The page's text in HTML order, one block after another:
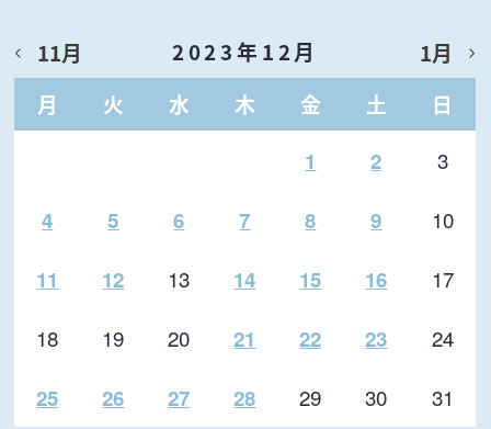
2023年12月
月
火 水 木 金 土 日
11月 1月
1 2 3
4 5 6 7 8 9 10
11 12 13 14 15 16
17
18
19 20 21 22 23 24
25 26 27 28 29 30 31